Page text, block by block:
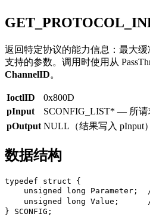
返回特定协议的能力信息：最大
支持的参数。调用时使用从
ChannelID。
IoctlID
0x800D
pInput
SCONFIG_LIST* — 所请
pOutput NULL（结果写入 pInput）
数据结构
typedef struct {
unsigned long Parameter;
unsigned long Value;
} SCONFIG;